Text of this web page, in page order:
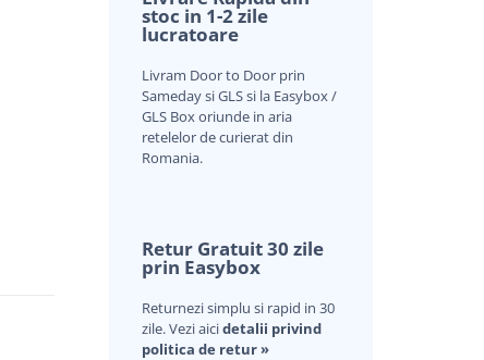
stoc in 1-2 zile
lucratoare
Livram Door to Door prin
Sameday si GLS si la Easybox /
GLS Box oriunde in aria
retelelor de curierat din
Romania.
Retur Gratuit 30 zile
prin Easybox
Returnezi simplu si rapid in 30
zile. Vezi aicidetalii privind
politica de retur »